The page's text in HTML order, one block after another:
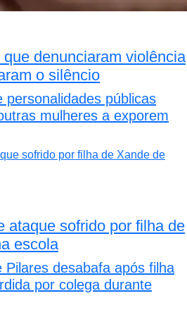
denunciaram violência
o silêncio
personalidades públicas
mulheres a exporem
ataque sofrido por filha de
escola
Pilares desabafa após filha
por colega durante